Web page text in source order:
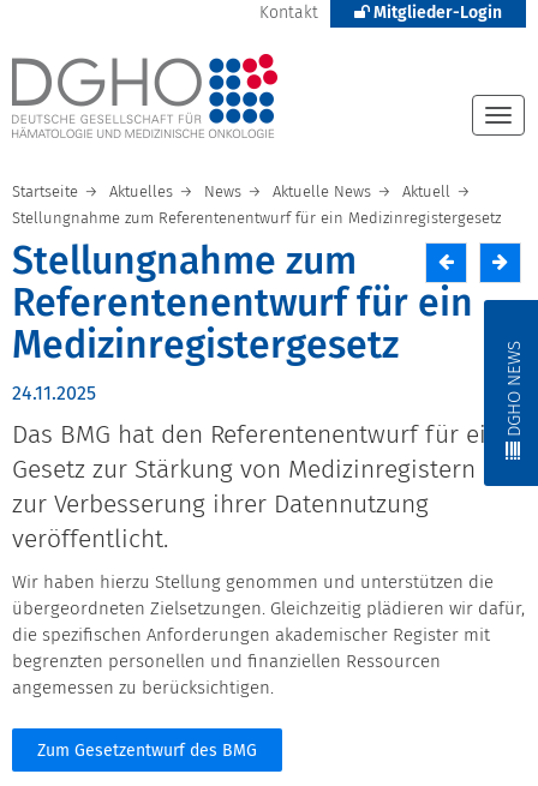
Kontakt Mitglieder-Login
DGHO NEWS
Startseite Aktuelles News Aktuelle News
Aktuell
Stellungnahme zum Referentenentwurf für ein Medizinregistergesetz
Stellungnahme zum
Referentenentwurf für ein
Medizinregistergesetz
24.11.2025
Das BMG hat den Referentenentwurf für ein
Gesetz zur Stärkung von Medizinregistern und
zur Verbesserung ihrer Datennutzung
veröffentlicht.
Wir haben hierzu Stellung genommen und unterstützen die
übergeordneten Zielsetzungen. Gleichzeitig plädieren wir dafür,
die spezifischen Anforderungen akademischer Register mit
begrenzten personellen und finanziellen Ressourcen
angemessen zu berücksichtigen.
Zum Gesetzentwurf des BMG